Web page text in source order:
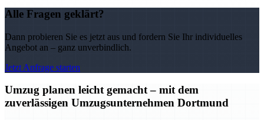
Alle Fragen geklärt?
Dann probieren Sie es jetzt aus und fordern Sie Ihr individuelles
Angebot an – ganz unverbindlich.
Jetzt Anfrage starten
Umzug planen leicht gemacht – mit dem
zuverlässigen Umzugsunternehmen Dortmund